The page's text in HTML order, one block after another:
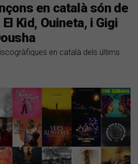
en català són de
Kid, Ouineta, i Gigi
en català dels últims